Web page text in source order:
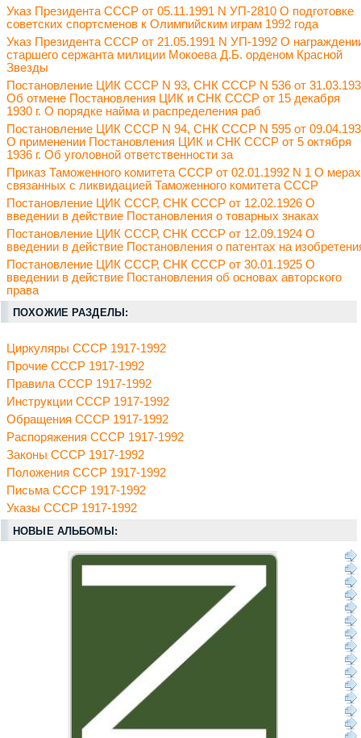
Указ Президента СССР от 05.11.1991 N УП-2810 О подготовке
советских спортсменов к Олимпийским играм 1992 года
Указ Президента СССР от 21.05.1991 N УП-1992 О
старшего сержанта милиции Мокоева Д.Б. орденом Красной
Звезды
Постановление ЦИК СССР N 93, СНК СССР N 536 от
Об отмене Постановления ЦИК и СНК СССР от 15 декабря
1930 г. О порядке найма и распределения раб
Постановление ЦИК СССР N 94, СНК СССР N 595 от
О применении Постановления ЦИК и СНК СССР от 5 октября
1936 г. Об уголовной ответственности за
Приказ Таможенного комитета СССР от 02.01.1992 N 1 О
связанных с ликвидацией Таможенного комитета СССР
Постановление ЦИК СССР, СНК СССР от 12.02.1926 О
введении в действие Постановления о товарных знаках
Постановление ЦИК СССР, СНК СССР от 12.09.1924 О
введении в действие Постановления о патентах на
Постановление ЦИК СССР, СНК СССР от 30.01.1925 О
введении в действие Постановления об основах авторского
права
ПОХОЖИЕ РАЗДЕЛЫ:
Циркуляры СССР 1917-1992
Прочие СССР 1917-1992
Правила СССР 1917-1992
Инструкции СССР 1917-1992
Обращения СССР 1917-1992
Распоряжения СССР 1917-1992
Законы СССР 1917-1992
Положения СССР 1917-1992
Письма СССР 1917-1992
Указы СССР 1917-1992
НОВЫЕ АЛЬБОМЫ: